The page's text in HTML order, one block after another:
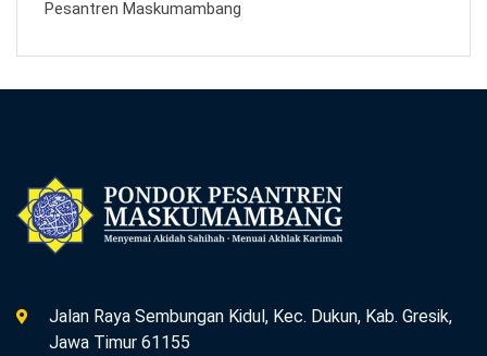
Pesantren Maskumambang
Jalan Raya Sembungan Kidul, Kec. Dukun, Kab. Gresik,
Jawa Timur 61155